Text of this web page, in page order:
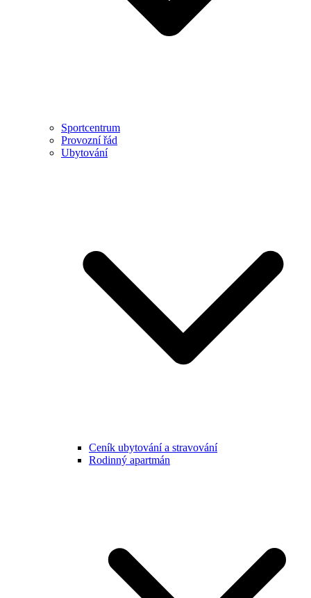
Sportcentrum
Provozní řád
Ubytování
Ceník ubytování a stravování
Rodinný apartmán